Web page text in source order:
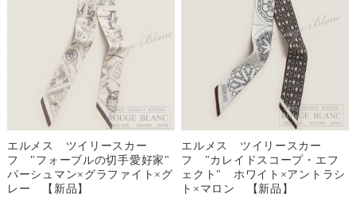
エルメス ツイリースカー
フ "フォーブルの切手愛好家"
パーシュマン×グラファイト×グ
レー 【新品】
エルメス ツイリースカー
フ "カレイドスコープ・エフ
ェクト" ホワイト×アントラシ
ト×マロン 【新品】